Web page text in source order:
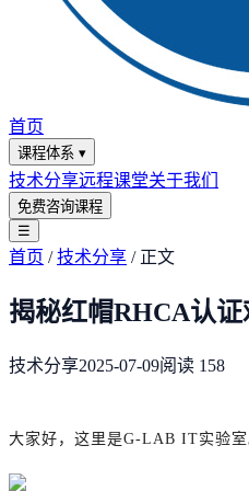
首页
课程体系 ▾
技术分享远程课堂关于我们
免费咨询课程
☰
首页 /技术分享 / 正文
揭秘红帽RHCA认
技术分享2025-07-09阅读 158
大家好，这里是G-LAB IT实验室